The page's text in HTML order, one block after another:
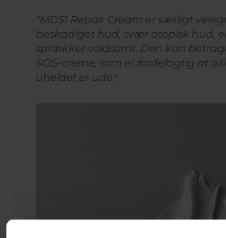
"MD51 Repair Cream er særligt
beskadiget hud, svær atopisk hud,
sprækker voldsomt. Den kan
SOS-creme, som er fordelagtig at
uheldet er ude."